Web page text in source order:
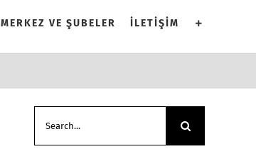
MERKEZ VE ŞUBELER İLETİŞİM